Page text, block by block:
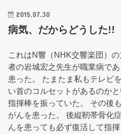
2015.07.30
病気、だからどうした!!
これはN響（NHK交響楽団）
者の岩城宏之先生が職業病で
患った。 たまたま私もテレビ
い首のコルセットがあるのか
指揮棒を振っていた。 その後
がんを患った。 後縦靭帯骨化
んを患っても必ず復活して指